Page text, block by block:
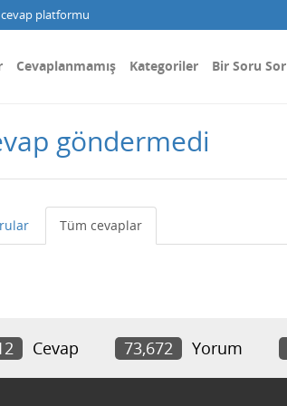
platformu
Cevaplanmamış Kategoriler Bir Soru Sor
göndermedi
Tüm cevaplar
Cevap 73,672 Yorum